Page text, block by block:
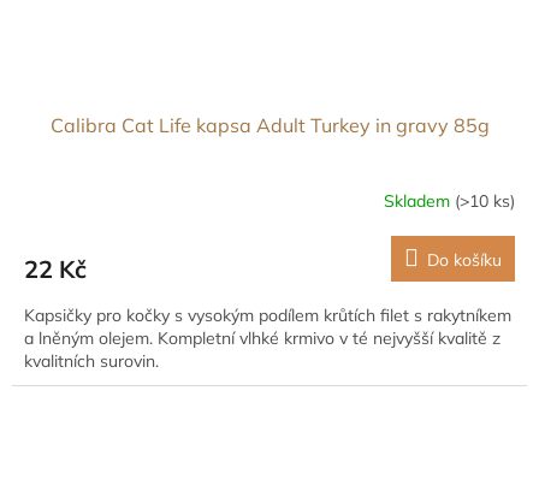
Calibra Cat Life kapsa Adult Turkey in gravy 85g
Skladem (>10 ks)
22 Kč Do košíku
Kapsičky pro kočky s vysokým podílem krůtích filet s rakytníkem
a lněným olejem. Kompletní vlhké krmivo v té nejvyšší kvalitě z
kvalitních surovin.